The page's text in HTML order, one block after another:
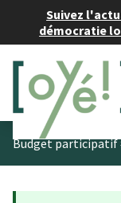
Suivez
démocratie
Budget participatif